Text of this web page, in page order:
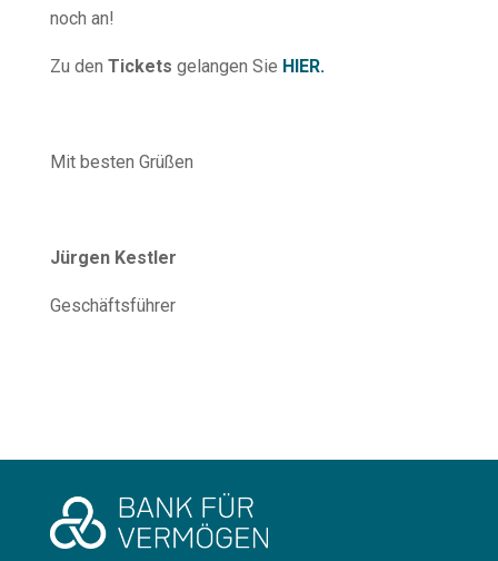
noch an!
Zu den Tickets gelangen Sie HIER.
Mit besten Grüßen
Jürgen Kestler
Geschäftsführer